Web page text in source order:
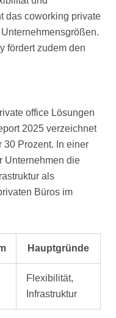
das coworking private
fördert zudem den
office Lösungen
2025 verzeichnet
30 Prozent. In einer
Unternehmen die
als
Büros im
Hauptgründe
Flexibilität,
Infrastruktur